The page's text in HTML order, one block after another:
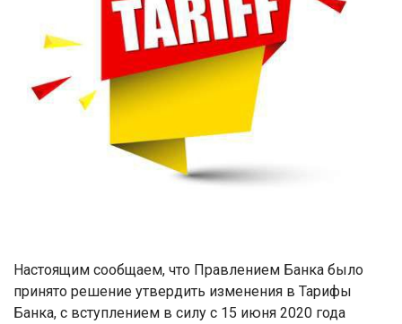
Настоящим сообщаем, что Правлением Банка было
принято решение утвердить изменения в Тарифы
Банка, с вступлением в силу с 15 июня 2020 года